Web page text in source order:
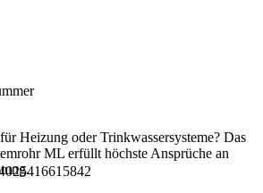
Heizung oder Trinkwassersysteme? Das
ML erfüllt höchste Ansprüche an